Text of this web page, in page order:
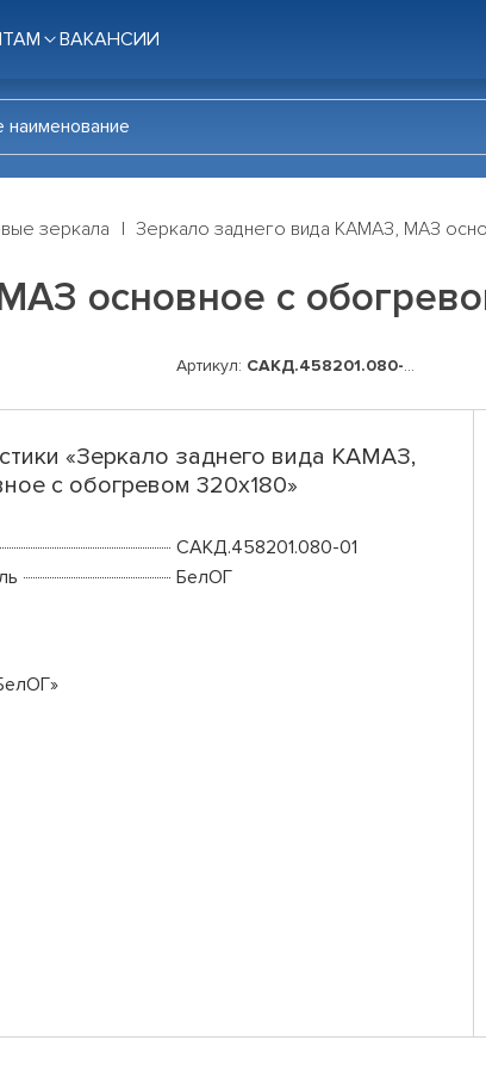
ВАКАНСИИ
зеркала Зеркало заднего вида КАМАЗ, МАЗ
основное с
Артикул: САКД.458201.080-01
«Зеркало заднего вида КАМАЗ,
с обогревом 320х180»
САКД.458201.080-01
БелОГ